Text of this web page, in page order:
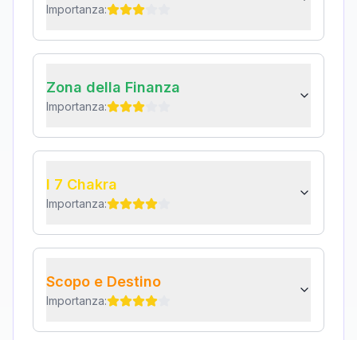
Importanza:
Zona della Finanza
Importanza:
I 7 Chakra
Importanza:
Scopo e Destino
Importanza: